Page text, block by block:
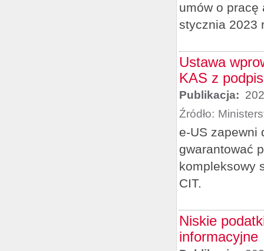
umów o pracę
stycznia 2023
Ustawa
KAS z
Publikacja:
Źródło:
e-US zapewni
gwarantować
kompleksowy
CIT.
Niskie
informacyjne